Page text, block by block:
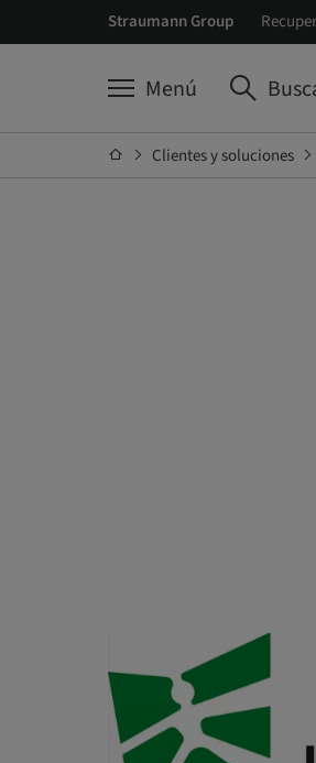
Straumann Group
Menú
Clientes y soluciones